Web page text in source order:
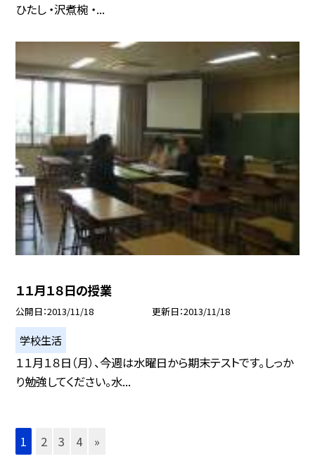
ひたし ・沢煮椀 ・...
１１月１８日の授業
公開日 2013/11/18 更新日 2013/11/18
学校生活
１１月１８日（月）、今週は水曜日から期末テストです。しっか
り勉強してください。水...
1 2 3 4 »